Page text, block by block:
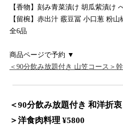
【香物】刻み青菜漬け 胡瓜紫漬け
【留椀】赤出汁 霰豆冨 小口葱 粉山
全6品
商品ページで予約 ▼
＜90分飲み放題付き 山笠コース＞
＜90分飲み放題付き 和洋折
＞洋食肉料理 ¥5800